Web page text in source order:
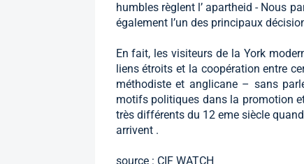
humbles règlent l’ apartheid - Nous
également l’un des principaux
En fait, les visiteurs de la York
liens étroits et la coopération entre
méthodiste et anglicane – sans
motifs politiques dans la promotion
très différents du 12 eme siècle
arrivent .
source : CIF WATCH